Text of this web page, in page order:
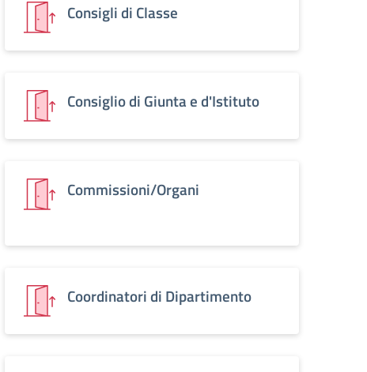
Consigli di Classe
Consiglio di Giunta e d'Istituto
Commissioni/Organi
Coordinatori di Dipartimento